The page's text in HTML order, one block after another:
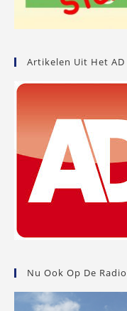
Artikelen Uit Het AD
Nu Ook Op De Radio